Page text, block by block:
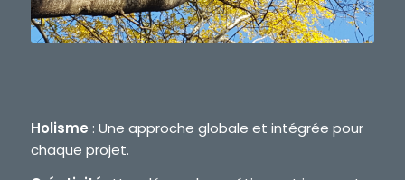
Holisme : Une approche globale et intégrée pour
chaque projet.